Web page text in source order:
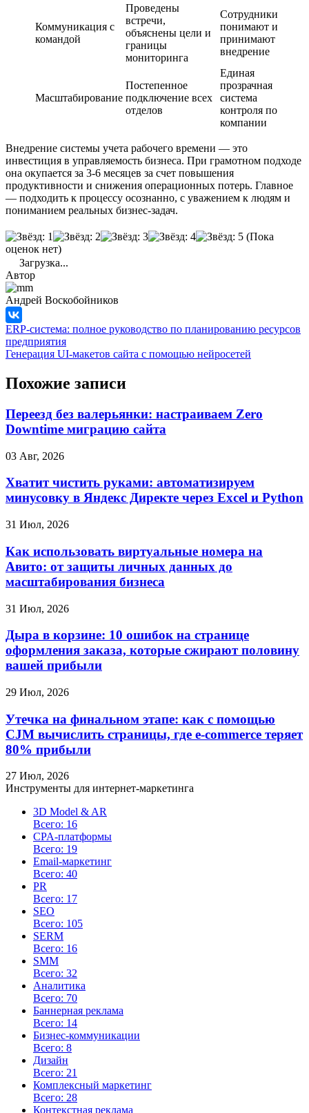
Коммуникация с
командой
Проведены
встречи,
объяснены цели и
границы
мониторинга
Сотрудники
понимают и
принимают
внедрение
Масштабирование
Постепенное
подключение всех
отделов
Единая
прозрачная
система
контроля по
компании
Внедрение системы учета рабочего времени — это
инвестиция в управляемость бизнеса. При грамотном подходе
она окупается за 3-6 месяцев за счет повышения
продуктивности и снижения операционных потерь. Главное
— подходить к процессу осознанно, с уважением к людям и
пониманием реальных бизнес-задач.
(Пока
оценок нет)
Загрузка...
Автор
Андрей Воскобойников
ERP-система: полное руководство по планированию ресурсов
предприятия
Генерация UI-макетов сайта с помощью нейросетей
Похожие записи
Переезд без валерьянки: настраиваем Zero
Downtime миграцию сайта
03 Авг, 2026
Хватит чистить руками: автоматизируем
минусовку в Яндекс Директе через Excel и Python
31 Июл, 2026
Как использовать виртуальные номера на
Авито: от защиты личных данных до
масштабирования бизнеса
31 Июл, 2026
Дыра в корзине: 10 ошибок на странице
оформления заказа, которые сжирают половину
вашей прибыли
29 Июл, 2026
Утечка на финальном этапе: как с помощью
CJM вычислить страницы, где e-commerce теряет
80% прибыли
27 Июл, 2026
Инструменты для интернет-маркетинга
3D Model & AR
Всего: 16
CPA-платформы
Всего: 19
Email-маркетинг
Всего: 40
PR
Всего: 17
SEO
Всего: 105
SERM
Всего: 16
SMM
Всего: 32
Аналитика
Всего: 70
Баннерная реклама
Всего: 14
Бизнес-коммуникации
Всего: 8
Дизайн
Всего: 21
Комплексный маркетинг
Всего: 28
Контекстная реклама